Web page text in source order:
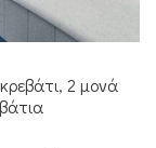
2 μονά